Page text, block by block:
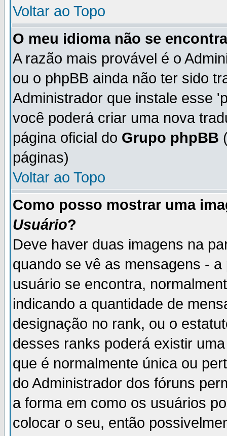
Voltar ao Topo
O meu idioma não se
A razão mais provável é o
ou o phpBB ainda não ter sido
Administrador que instale esse
você poderá criar uma nova
página oficial do Grupo phpBB
páginas)
Voltar ao Topo
Como posso mostrar uma
Usuário?
Deve haver duas imagens na
quando se vê as mensagens -
usuário se encontra,
indicando a quantidade de
designação no rank, ou o
desses ranks poderá existir
que é normalmente única ou
do Administrador dos fóruns
a forma em como os usuários
colocar o seu, então